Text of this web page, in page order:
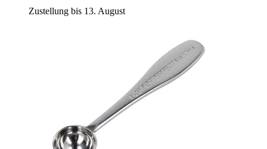
Zustellung bis 13. August